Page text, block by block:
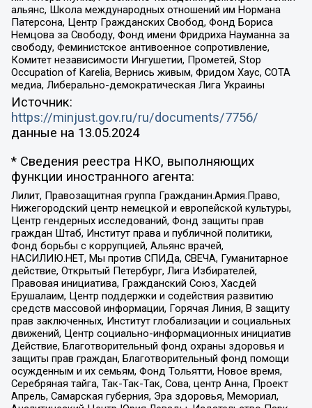
альянс, Школа международных отношений им Нормана
Патерсона, Центр Гражданских Свобод, Фонд Бориса
Немцова за Свободу, Фонд имени Фридриха Науманна за
свободу, Феминистское антивоенное сопротивление,
Комитет независимости Ингушетии, Прометей, Stop
Occupation of Karelia, Вернись живым, Фридом Хаус, СОТА
медиа, Либерально-демократическая Лига Украины
Источник:
https://minjust.gov.ru/ru/documents/7756/
данные на 13.05.2024
* Сведения реестра НКО, выполняющих
функции иностранного агента:
Лилит, Правозащитная группа Гражданин.Армия.Право,
Нижегородский центр немецкой и европейской культуры,
Центр гендерных исследований, Фонд защиты прав
граждан Штаб, Институт права и публичной политики,
Фонд борьбы с коррупцией, Альянс врачей,
НАСИЛИЮ.НЕТ, Мы против СПИДа, СВЕЧА, Гуманитарное
действие, Открытый Петербург, Лига Избирателей,
Правовая инициатива, Гражданский Союз, Хасдей
Ерушалаим, Центр поддержки и содействия развитию
средств массовой информации, Горячая Линия, В защиту
прав заключенных, Институт глобализации и социальных
движений, Центр социально-информационных инициатив
Действие, Благотворительный фонд охраны здоровья и
защиты прав граждан, Благотворительный фонд помощи
осужденным и их семьям, Фонд Тольятти, Новое время,
Серебряная тайга, Так-Так-Так, Сова, центр Анна, Проект
Апрель, Самарская губерния, Эра здоровья, Мемориал,